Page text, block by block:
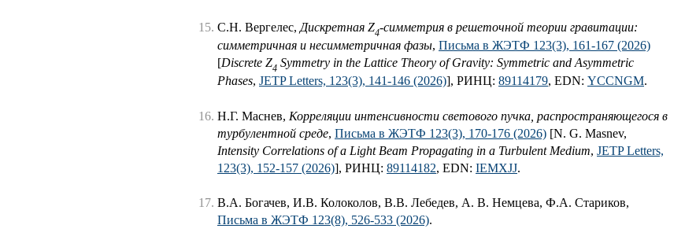
С.Н. Вергелес, Дискретная Z4-симметрия в решеточной теории гравитации:
симметричная и несимметричная фазы, Письма в ЖЭТФ 123(3), 161-167 (2026)
[Discrete Z4 Symmetry in the Lattice Theory of Gravity: Symmetric and Asymmetric
Phases, JETP Letters, 123(3), 141-146 (2026)], РИНЦ: 89114179, EDN: YCCNGM.
Н.Г. Маснев, Корреляции интенсивности светового пучка, распространяющегося в
турбулентной среде, Письма в ЖЭТФ 123(3), 170-176 (2026) [N. G. Masnev,
Intensity Correlations of a Light Beam Propagating in a Turbulent Medium, JETP Letters,
123(3), 152-157 (2026)], РИНЦ: 89114182, EDN: IEMXJJ.
В.А. Богачев, И.В. Колоколов, В.В. Лебедев, А. В. Немцева, Ф.А. Стариков,
Письма в ЖЭТФ 123(8), 526-533 (2026).